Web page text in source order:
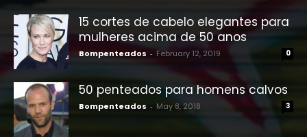
15 cortes de cabelo elegantes para
mulheres acima de 50 anos
Bompenteados - February 12, 2019 0
50 penteados para homens calvos
Bompenteados - May 8, 2018 3